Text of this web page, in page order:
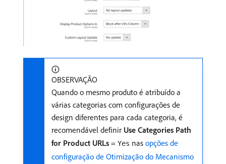
OBSERVAÇÃO
Quando o mesmo produto é atribuído a
várias categorias com configurações de
design diferentes para cada categoria, é
recomendável definir Use Categories Path
for Product URLs = Yes nas opções de
configuração de Otimização do Mecanismo